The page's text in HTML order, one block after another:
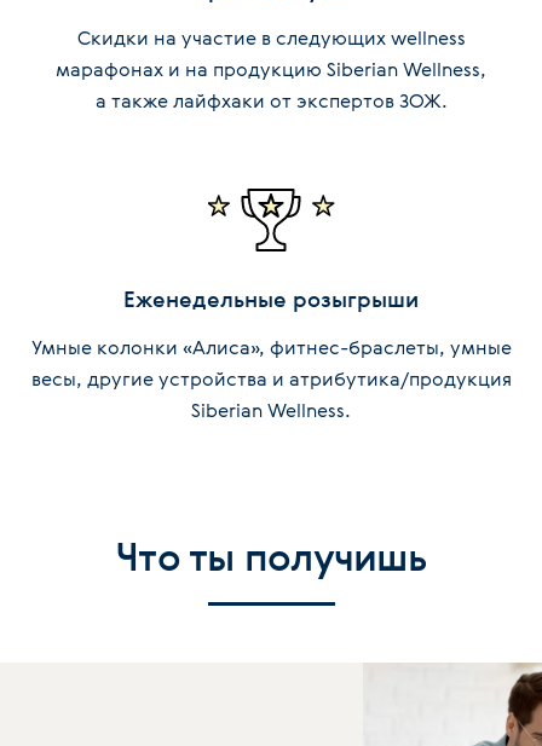
Скидки на участие в следующих wellness
марафонах и на продукцию Siberian Wellness,
а также лайфхаки от экспертов ЗОЖ.
Еженедельные розыгрыши
Умные колонки «Алиса», фитнес-браслеты, умные
весы, другие устройства и атрибутика/продукция
Siberian Wellness.
Что ты получишь